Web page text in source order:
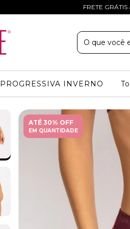
FRETE
PROGRESSIVA INVERNO
ATÉ 30% OFF
EM QUANTIDADE